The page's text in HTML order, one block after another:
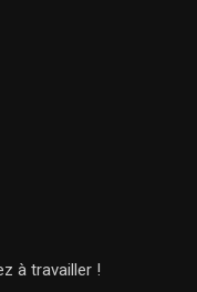
à travailler !